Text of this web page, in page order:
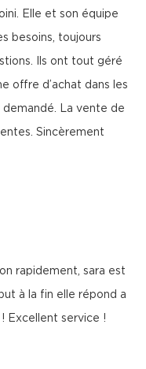
Elle et son équipe
besoins, toujours
Ils ont tout géré
offre d’achat dans les
demandé. La vente de
Sincèrement
rapidement, sara est
à la fin elle répond a
Excellent service !